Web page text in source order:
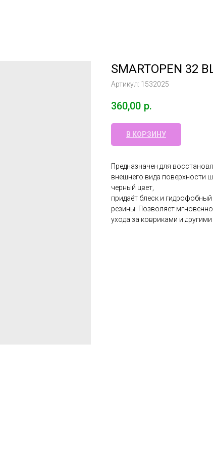
SMARTOPEN 32
Артикул: 1532025
360,00 р.
В КОРЗИНУ
Предназначен для
внешнего вида поверхности
черный цвет,
придаёт блеск и
резины. Позволяет
ухода за ковриками и